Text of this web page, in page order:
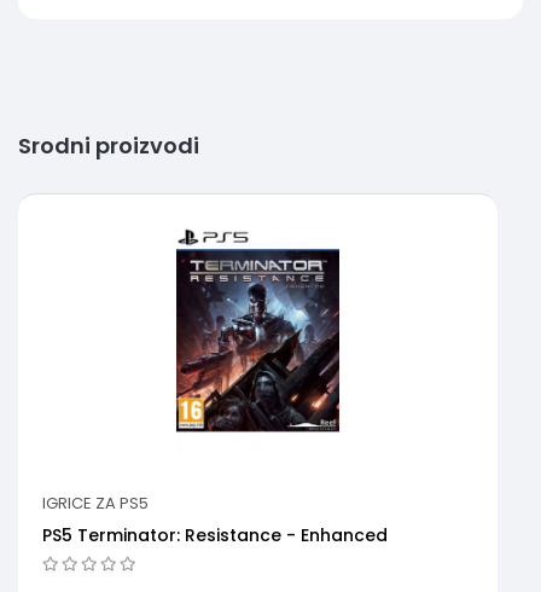
Srodni proizvodi
IGRICE ZA PS5
PS5 Terminator: Resistance - Enhanced